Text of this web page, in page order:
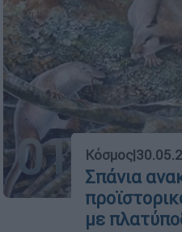
01 Κόσμος|
Σπάνια
με